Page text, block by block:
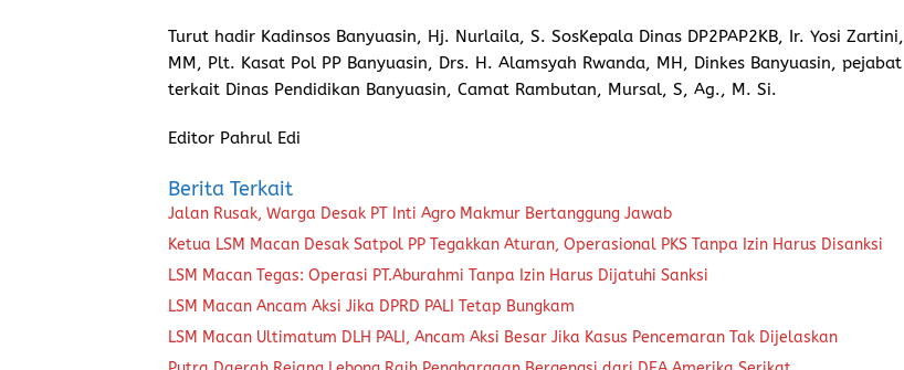
Turut hadir Kadinsos Banyuasin, Hj. Nurlaila, S. SosKepala Dinas DP2PAP2KB, Ir. Yosi Zartini,
MM, Plt. Kasat Pol PP Banyuasin, Drs. H. Alamsyah Rwanda, MH, Dinkes Banyuasin, pejabat
terkait Dinas Pendidikan Banyuasin, Camat Rambutan, Mursal, S, Ag., M. Si.
Editor Pahrul Edi
Berita Terkait
Jalan Rusak, Warga Desak PT Inti Agro Makmur Bertanggung Jawab
Ketua LSM Macan Desak Satpol PP Tegakkan Aturan, Operasional PKS Tanpa Izin Harus Disanksi
LSM Macan Tegas: Operasi PT.Aburahmi Tanpa Izin Harus Dijatuhi Sanksi
LSM Macan Ancam Aksi Jika DPRD PALI Tetap Bungkam
LSM Macan Ultimatum DLH PALI, Ancam Aksi Besar Jika Kasus Pencemaran Tak Dijelaskan